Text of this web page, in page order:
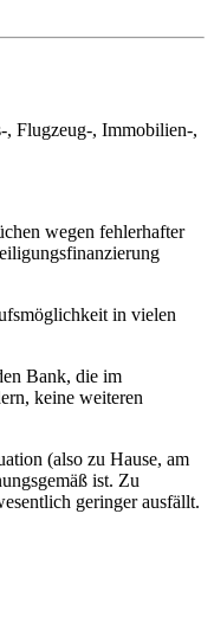
, Flugzeug-, Immobilien-,
wegen fehlerhafter
in vielen
Bank, die im
keine weiteren
(also zu Hause, am
ist. Zu
geringer ausfällt.